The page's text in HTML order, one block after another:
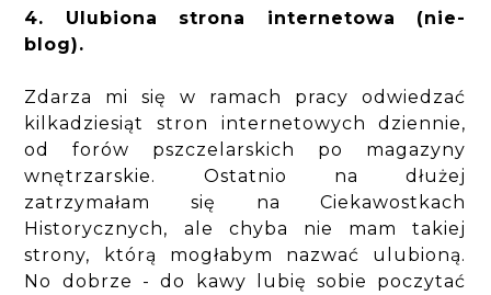
4. Ulubiona strona internetowa (nie-
blog).
Zdarza mi się w ramach pracy odwiedzać
kilkadziesiąt stron internetowych dziennie,
od forów pszczelarskich po magazyny
wnętrzarskie. Ostatnio na dłużej
zatrzymałam się na Ciekawostkach
Historycznych, ale chyba nie mam takiej
strony, którą mogłabym nazwać ulubioną.
No dobrze - do kawy lubię sobie poczytać